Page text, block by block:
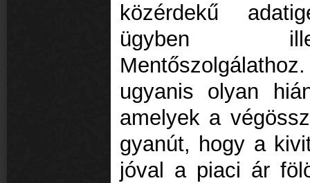
közérdekű
ügyben
ugyanis olyan
amelyek a
gyanút, hogy a
jóval a piaci ár